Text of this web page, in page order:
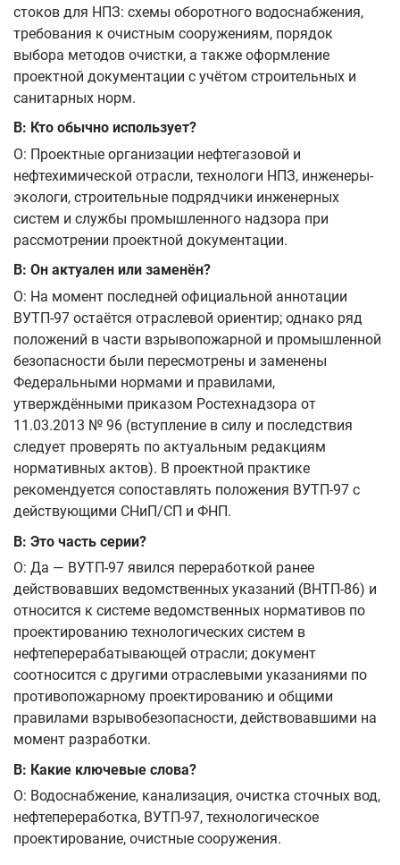
стоков для НПЗ: схемы оборотного водоснабжения,
требования к очистным сооружениям, порядок
выбора методов очистки, а также оформление
проектной документации с учётом строительных и
санитарных норм.
В: Кто обычно использует?
О: Проектные организации нефтегазовой и
нефтехимической отрасли, технологи НПЗ, инженеры-
экологи, строительные подрядчики инженерных
систем и службы промышленного надзора при
рассмотрении проектной документации.
В: Он актуален или заменён?
О: На момент последней официальной аннотации
ВУТП-97 остаётся отраслевой ориентир; однако ряд
положений в части взрывопожарной и промышленной
безопасности были пересмотрены и заменены
Федеральными нормами и правилами,
утверждёнными приказом Ростехнадзора от
11.03.2013 № 96 (вступление в силу и последствия
следует проверять по актуальным редакциям
нормативных актов). В проектной практике
рекомендуется сопоставлять положения ВУТП-97 с
действующими СНиП/СП и ФНП.
В: Это часть серии?
О: Да — ВУТП-97 явился переработкой ранее
действовавших ведомственных указаний (ВНТП-86) и
относится к системе ведомственных нормативов по
проектированию технологических систем в
нефтеперерабатывающей отрасли; документ
соотносится с другими отраслевыми указаниями по
противопожарному проектированию и общими
правилами взрывобезопасности, действовавшими на
момент разработки.
В: Какие ключевые слова?
О: Водоснабжение, канализация, очистка сточных вод,
нефтепереработка, ВУТП-97, технологическое
проектирование, очистные сооружения.